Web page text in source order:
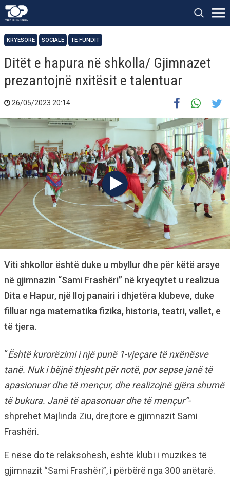
KRYESORE SOCIALE TË FUNDIT
Ditët e hapura në shkolla/ Gjimnazet
prezantojnë nxitësit e talentuar
26/05/2023 20:14
Viti shkollor është duke u mbyllur dhe për këtë arsye
në gjimnazin “Sami Frashëri” në kryeqytet u realizua
Dita e Hapur, një lloj panairi i dhjetëra klubeve, duke
filluar nga matematika fizika, historia, teatri, vallet, e
të tjera.
“Është kurorëzimi i një punë 1-vjeçare të nxënësve
tanë. Nuk i bëjnë thjesht për notë, por sepse janë të
apasionuar dhe të mençur, dhe realizojnë gjëra shumë
të bukura. Janë të apasonuar dhe të mençur”-
shprehet Majlinda Ziu, drejtore e gjimnazit Sami
Frashëri.
E nëse do të relaksohesh, është klubi i muzikës të
gjimnazit “Sami Frashëri”, i përbërë nga 300 anëtarë.